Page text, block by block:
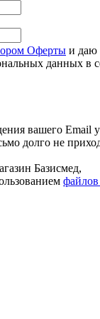
Оферты и даю
данных в
вашего Email
долго не
Базисмед,